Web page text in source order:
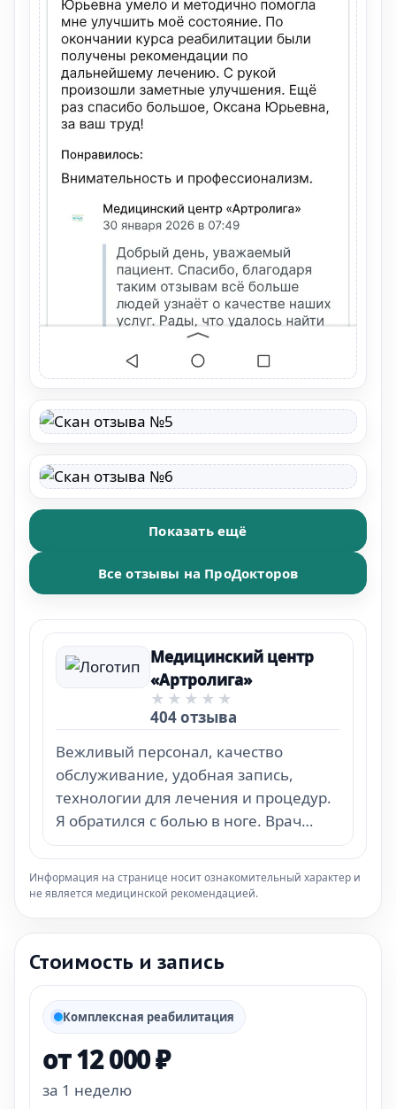
Показать ещё
Все отзывы на ПроДокторов
Медицинский центр
«Артролига»
404 отзыва
Вежливый персонал, качество
обслуживание, удобная запись,
технологии для лечения и процедур.
Я обратился с болью в ноге. Врач
меня обследовал, направил на МРТ и
ле…
Информация на странице носит ознакомительный характер и
не является медицинской рекомендацией.
Стоимость и запись
Комплексная реабилитация
от 12 000 ₽
за 1 неделю